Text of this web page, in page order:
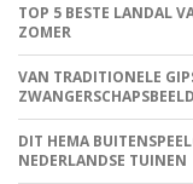
TOP 5 BESTE LANDAL
ZOMER
VAN TRADITIONELE
DIT HEMA
NEDERLANDSE TUINEN